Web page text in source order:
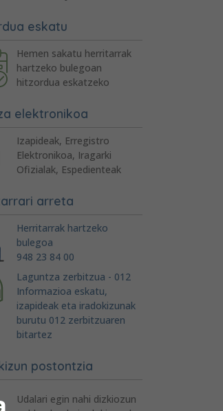
eskatu
Hemen sakatu herritarrak
hartzeko bulegoan
hitzordua eskatzeko
elektronikoa
Izapideak, Erregistro
Elektronikoa, Iragarki
Ofizialak, Espedienteak
arreta
Herritarrak hartzeko
bulegoa
948 23 84 00
Laguntza zerbitzua - 012
Informazioa eskatu,
izapideak eta iradokizunak
burutu 012 zerbitzuaren
bitartez
postontzia
Udalari egin nahi dizkiozun